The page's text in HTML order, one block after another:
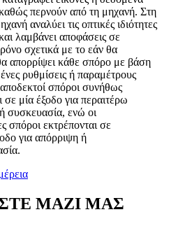
περνούν από τη μηχανή. Στη
αναλύει τις οπτικές ιδιότητες
λαμβάνει αποφάσεις σε
σχετικά με το εάν θα
απορρίψει κάθε σπόρο με βάση
ρυθμίσεις ή παραμέτρους
σπόροι συνήθως
σε μία έξοδο για περαιτέρω
συσκευασία, ενώ οι
σπόροι εκτρέπονται σε
για απόρριψη ή
ΜΑΖΙ ΜΑΣ